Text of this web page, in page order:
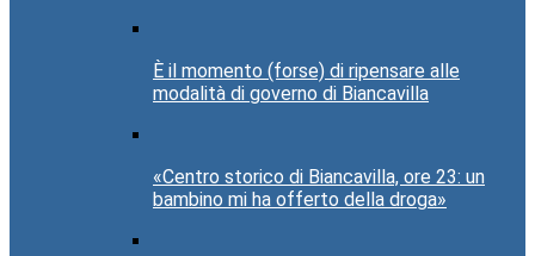
È il momento (forse) di ripensare alle
modalità di governo di Biancavilla
«Centro storico di Biancavilla, ore 23: un
bambino mi ha offerto della droga»